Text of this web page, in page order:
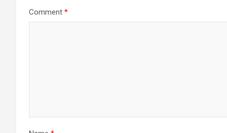
Comment *